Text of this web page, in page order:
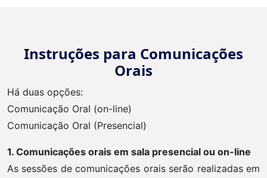
Instruções para Comunicações
Orais
Há duas opções:
Comunicação Oral (on-line)
Comunicação Oral (Presencial)
1. Comunicações orais em sala presencial ou on-line
As sessões de comunicações orais serão realizadas em